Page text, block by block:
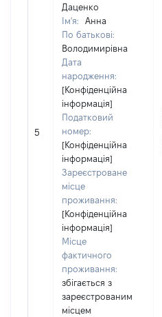
5
Даценко
Ім'я:
Анна
По батькові:
Володимирівна
Дата
народження:
[Конфіденційна
інформація]
Податковий
номер:
[Конфіденційна
інформація]
Зареєстроване
місце
проживання:
[Конфіденційна
інформація]
Місце
фактичного
проживання:
збігається з
зареєстрованим
місцем